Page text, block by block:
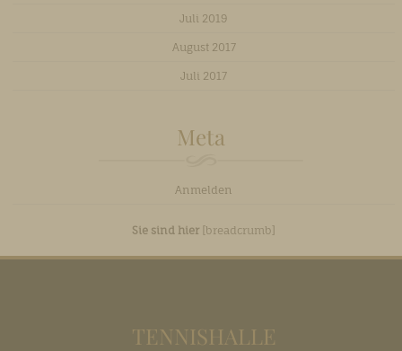
Juli 2019
August 2017
Juli 2017
Meta
Anmelden
Sie sind hier [breadcrumb]
TENNISHALLE